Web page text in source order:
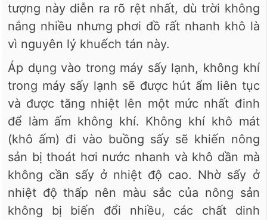
tượng này diễn ra rõ rệt nhất, dù trời không
nắng nhiều nhưng phơi đồ rất nhanh khô là
vì nguyên lý khuếch tán này.
Áp dụng vào trong máy sấy lạnh, không khí
trong máy sấy lạnh sẽ được hút ẩm liên tục
và được tăng nhiệt lên một mức nhất đinh
để làm ấm không khí. Không khí khô mát
(khô ấm) đi vào buồng sấy sẽ khiến nông
sản bị thoát hơi nước nhanh và khô dần mà
không cần sấy ở nhiệt độ cao. Nhờ sấy ở
nhiệt độ thấp nên màu sắc của nông sản
không bị biến đổi nhiều, các chất dinh